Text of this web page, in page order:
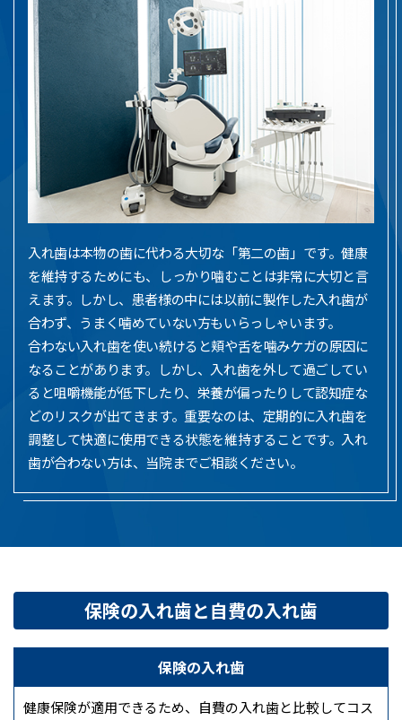
入れ歯は本物の歯に代わる大切な「第二の歯」です。健康
を維持するためにも、しっかり噛むことは非常に大切と言
えます。しかし、患者様の中には以前に製作した入れ歯が
合わず、うまく噛めていない方もいらっしゃいます。
合わない入れ歯を使い続けると頬や舌を噛みケガの原因に
なることがあります。しかし、入れ歯を外して過ごしてい
ると咀嚼機能が低下したり、栄養が偏ったりして認知症な
どのリスクが出てきます。重要なのは、定期的に入れ歯を
調整して快適に使用できる状態を維持することです。入れ
歯が合わない方は、当院までご相談ください。
保険の入れ歯と自費の入れ歯
保険の入れ歯
健康保険が適用できるため、自費の入れ歯と比較してコス